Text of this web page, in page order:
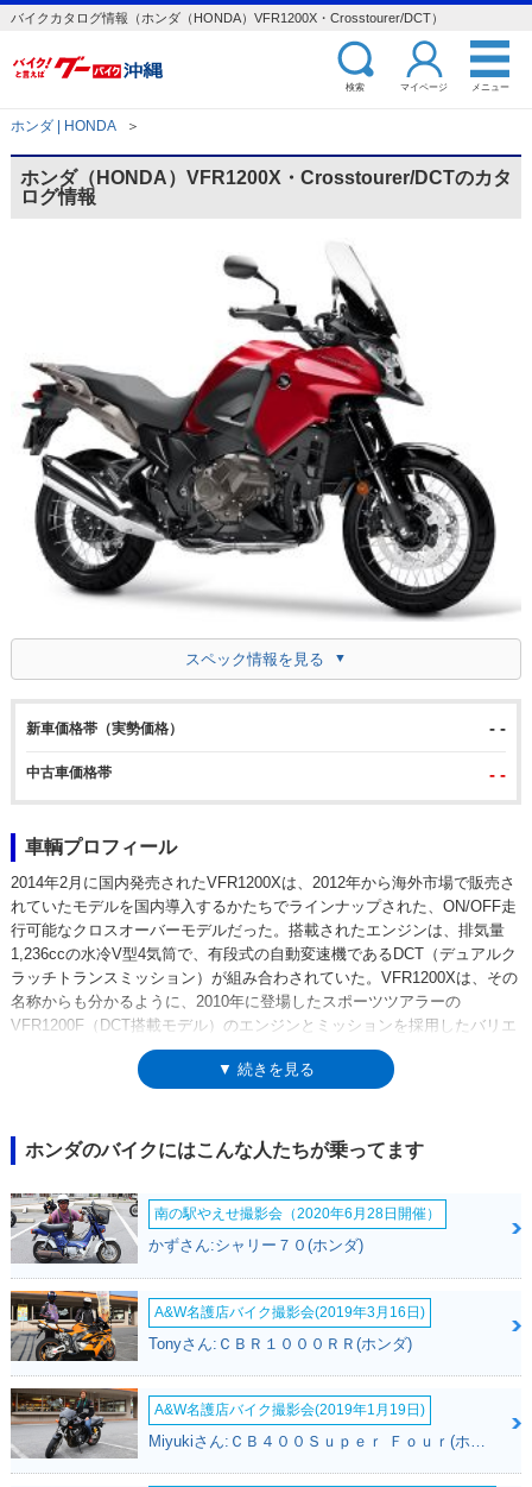
バイクカタログ情報（ホンダ（HONDA）VFR1200X・Crosstourer/DCT）
検索 マイページ メニュー
ホンダ | HONDA ＞
ホンダ（HONDA）VFR1200X・Crosstourer/DCTのカタ
ログ情報
スペック情報を見る
新車価格帯（実勢価格） - -
中古車価格帯 - -
車輌プロフィール
2014年2月に国内発売されたVFR1200Xは、2012年から海外市場で販売さ
れていたモデルを国内導入するかたちでラインナップされた、ON/OFF走
行可能なクロスオーバーモデルだった。搭載されたエンジンは、排気量
1,236ccの水冷V型4気筒で、有段式の自動変速機であるDCT（デュアルク
ラッチトランスミッション）が組み合わされていた。VFR1200Xは、その
名称からも分かるように、2010年に登場したスポーツツアラーの
VFR1200F（DCT搭載モデル）のエンジンとミッションを採用したバリエ
ーションモデルであると言えた。この国内向けモデルには、ABSやETC車
載器、グリップヒーターなどが標準装備されていた。なお、ホンダによっ
MUGEN）が販売された。海外向けのモデル名は「クロスツアラー」で、
仕向地によってはVFR1200X名も使われた。2016年モデル（海外向け）で
は、スクリーンが変更され、ユーロ4規制にも適合した。［追記］AT限定
大型二輪免許は、2019年12月1日から施行された道路交通法施行令の一部
改正に伴い、従来の「総排気量0.650リットル以下」という限定が撤廃さ
れ、排気量の上限なく、クラッチ操作を必要としない車両を運転すること
デルは、AT限定免許で運転することが可能になった。
▼ 続きを見る
ホンダのバイクにはこんな人たちが乗ってます
南の駅やえせ撮影会（2020年6月28日開催）
かずさん:シャリー７０(ホンダ)
A&W名護店バイク撮影会(2019年3月16日)
Tonyさん:ＣＢＲ１０００ＲＲ(ホンダ)
A&W名護店バイク撮影会(2019年1月19日)